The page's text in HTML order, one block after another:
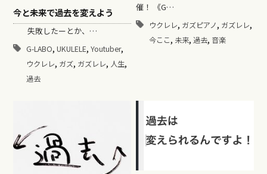
今と未来で過去を変えよう
失敗したーとか、…
G-LABO, UKULELE, Youtuber,
ウクレレ, ガズ, ガズレレ, 人生,
過去
催！ 《G…
ウクレレ, ガズピアノ, ガズレレ,
今ここ, 未来, 過去, 音楽